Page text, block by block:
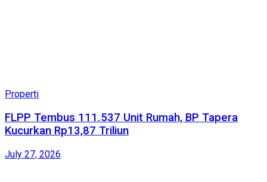
Properti
FLPP Tembus 111.537 Unit Rumah, BP Tapera
Kucurkan Rp13,87 Triliun
July 27, 2026